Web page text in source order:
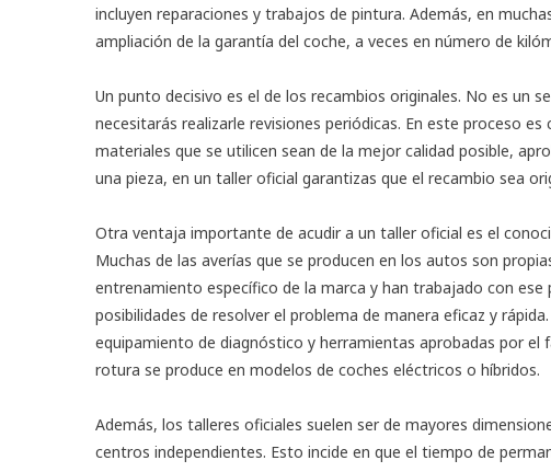
incluyen reparaciones y trabajos de pintura. Además, en
ampliación de la garantía del coche, a veces en número de
Un punto decisivo es el de los recambios originales. No es un
necesitarás realizarle revisiones periódicas. En este proceso
materiales que se utilicen sean de la mejor calidad posible,
una pieza, en un taller oficial garantizas que el recambio sea
Otra ventaja importante de acudir a un taller oficial es el
Muchas de las averías que se producen en los autos son
entrenamiento específico de la marca y han trabajado con
posibilidades de resolver el problema de manera eficaz y
equipamiento de diagnóstico y herramientas aprobadas por el
rotura se produce en modelos de coches eléctricos o híbridos.
Además, los talleres oficiales suelen ser de mayores
centros independientes. Esto incide en que el tiempo de